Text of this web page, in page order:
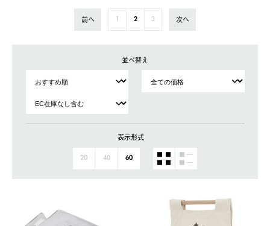
前へ 2 3 次へ
並べ替え
表示形式
20 40 60